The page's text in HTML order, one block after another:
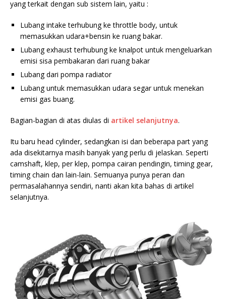
yang terkait dengan sub sistem lain, yaitu :
Lubang intake terhubung ke throttle body, untuk
memasukkan udara+bensin ke ruang bakar.
Lubang exhaust terhubung ke knalpot untuk mengeluarkan
emisi sisa pembakaran dari ruang bakar
Lubang dari pompa radiator
Lubang untuk memasukkan udara segar untuk menekan
emisi gas buang.
Bagian-bagian di atas diulas di artikel selanjutnya.
Itu baru head cylinder, sedangkan isi dan beberapa part yang
ada disekitarnya masih banyak yang perlu di jelaskan. Seperti
camshaft, klep, per klep, pompa cairan pendingin, timing gear,
timing chain dan lain-lain. Semuanya punya peran dan
permasalahannya sendiri, nanti akan kita bahas di artikel
selanjutnya.